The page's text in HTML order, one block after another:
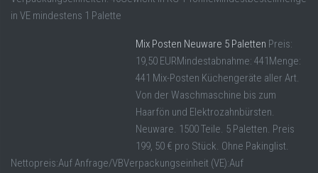
in VE mindestens 1 Palette
Mix Posten Neuware 5 Paletten Preis:
19,50 EURMindestabnahme: 441Menge:
441 Mix-Posten Küchengeräte aller Art.
Von der Waschmaschine bis zum
Haarfön und Elektrozahnbürsten.
Neuware. 1500 Teile. 5 Paletten. Preis
199, 50 € pro Stück. Ohne Pakinglist.
Nettopreis:Auf Anfrage/VBVerpackungseinheit (VE):Auf